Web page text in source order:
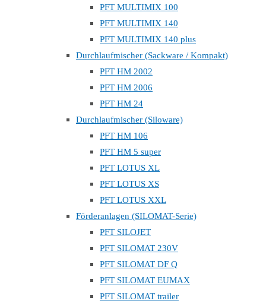
PFT MULTIMIX 100
PFT MULTIMIX 140
PFT MULTIMIX 140 plus
Durchlaufmischer (Sackware / Kompakt)
PFT HM 2002
PFT HM 2006
PFT HM 24
Durchlaufmischer (Siloware)
PFT HM 106
PFT HM 5 super
PFT LOTUS XL
PFT LOTUS XS
PFT LOTUS XXL
Förderanlagen (SILOMAT-Serie)
PFT SILOJET
PFT SILOMAT 230V
PFT SILOMAT DF Q
PFT SILOMAT EUMAX
PFT SILOMAT trailer